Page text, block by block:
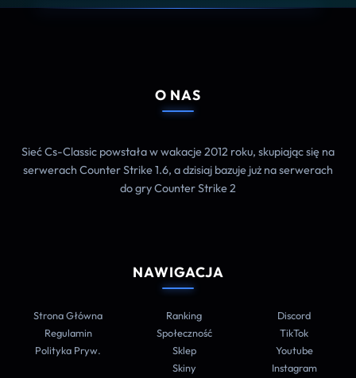
O NAS
Sieć Cs-Classic powstała w wakacje 2012 roku, skupiając się na
serwerach Counter Strike 1.6, a dzisiaj bazuje już na serwerach
do gry Counter Strike 2
NAWIGACJA
Strona Główna
Regulamin
Polityka Pryw.
Ranking
Społeczność
Sklep
Skiny
Discord
TikTok
Youtube
Instagram